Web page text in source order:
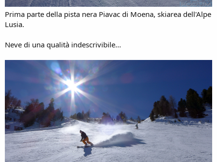
Prima parte della pista nera Piavac di Moena, skiarea dell'Alpe
Lusia.
Neve di una qualità indescrivibile...